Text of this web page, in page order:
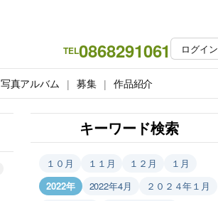
TEL0868291061 ログイン
写真アルバム 募集 作品紹介
キーワード検索
１０月 １１月 １２月
１月
2022年
2022年4月
２０２４年１月